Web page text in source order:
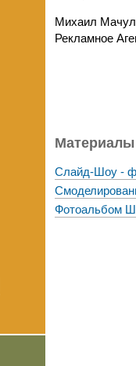
Михаил
Рекламное
Слайд-Шоу -
Фотоальбом